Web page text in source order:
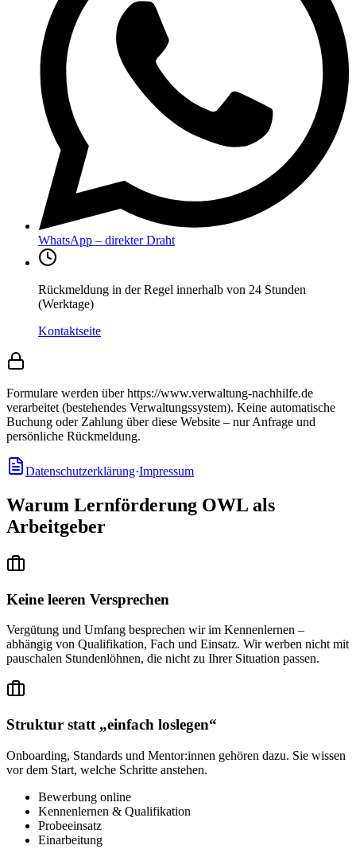
WhatsApp – direkter Draht
Rückmeldung in der Regel innerhalb von 24 Stunden
(Werktage)
Kontaktseite
Formulare werden über https://www.verwaltung-nachhilfe.de
verarbeitet (bestehendes Verwaltungssystem). Keine automatische
Buchung oder Zahlung über diese Website – nur Anfrage und
persönliche Rückmeldung.
Datenschutzerklärung·Impressum
Warum Lernförderung OWL als
Arbeitgeber
Keine leeren Versprechen
Vergütung und Umfang besprechen wir im Kennenlernen –
abhängig von Qualifikation, Fach und Einsatz. Wir werben nicht mit
pauschalen Stundenlöhnen, die nicht zu Ihrer Situation passen.
Struktur statt „einfach loslegen“
Onboarding, Standards und Mentor:innen gehören dazu. Sie wissen
vor dem Start, welche Schritte anstehen.
Bewerbung online
Kennenlernen & Qualifikation
Probeeinsatz
Einarbeitung